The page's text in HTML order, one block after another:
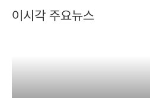
이시각 주요뉴스